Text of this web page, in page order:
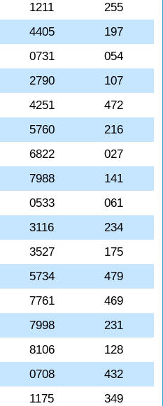
1211
255
4405
197
0731
054
2790
107
4251
472
5760
216
6822
027
7988
141
0533
061
3116
234
3527
175
5734
479
7761
469
7998
231
8106
128
0708
432
1175
349